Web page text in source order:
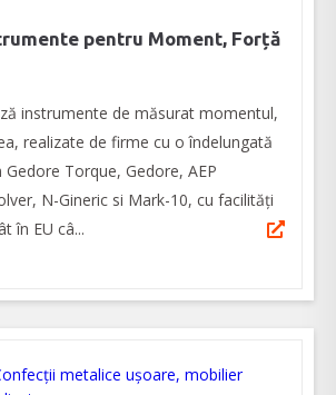
pentru Moment, Forță
instrumente de măsurat momentul,
realizate de firme cu o îndelungată
Torque, Gedore, AEP
N-Gineric si Mark-10, cu facilități
în EU câ...